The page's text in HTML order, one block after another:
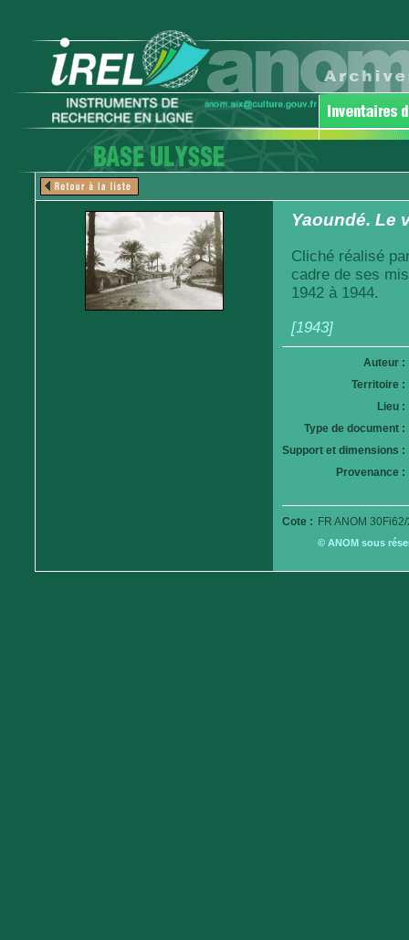
Yaoundé. Le
Cliché réalisé
cadre de ses
1942 à 1944.
[1943]
Auteur :
Territoire :
Lieu :
Type de document :
Support et dimensions :
Provenance :
Cote : FR ANOM
© ANOM sous